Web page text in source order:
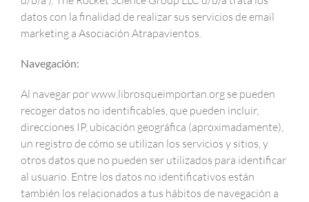
datos con la finalidad de realizar sus servicios de email
marketing a Asociación Atrapavientos.
Navegación:
Al navegar por www.librosqueimportan.org se pueden
recoger datos no identificables, que pueden incluir,
direcciones IP, ubicación geográfica (aproximadamente),
un registro de cómo se utilizan los servicios y sitios, y
otros datos que no pueden ser utilizados para identificar
al usuario. Entre los datos no identificativos están
también los relacionados a tus hábitos de navegación a